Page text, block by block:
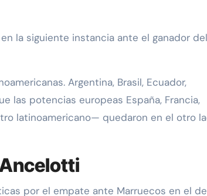
la siguiente instancia ante el ganador del
Argentina, Brasil, Ecuador,
las potencias europeas España, Francia,
latinoamericano— quedaron en el otro
por el empate ante Marruecos en el